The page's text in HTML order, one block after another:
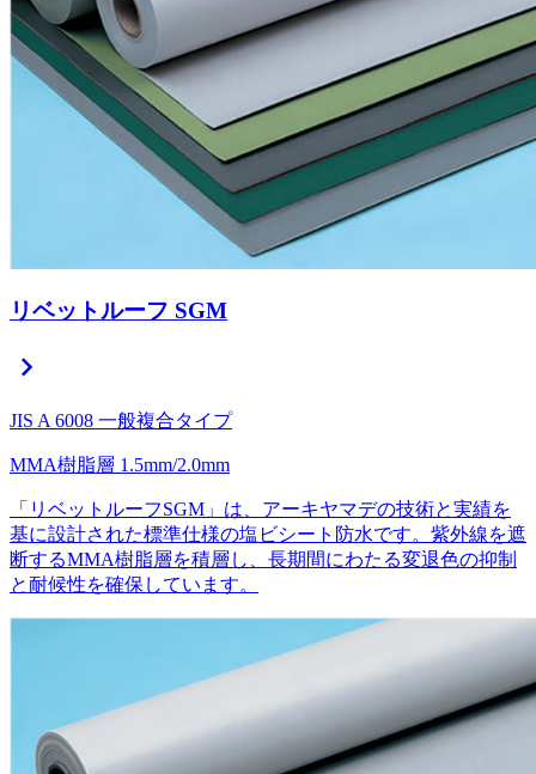
リベットルーフ SGM
chevron_right
JIS A 6008 一般複合タイプ
MMA樹脂層 1.5mm/2.0mm
「リベットルーフSGM」は、アーキヤマデの技術と実績を
基に設計された標準仕様の塩ビシート防水です。紫外線を遮
断するMMA樹脂層を積層し、長期間にわたる変退色の抑制
と耐候性を確保しています。